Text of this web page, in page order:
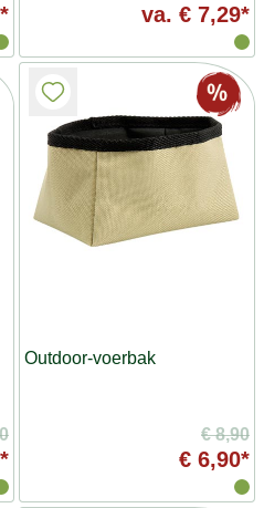
va. € 7,29*
Outdoor-voerbak
€ 8,90
€ 6,90*